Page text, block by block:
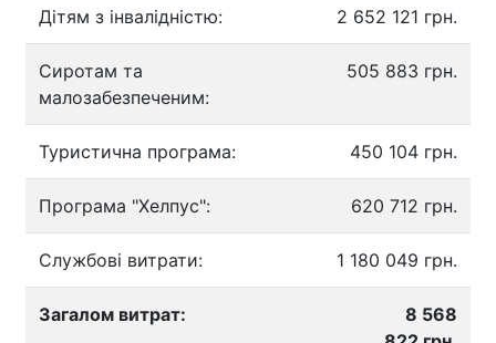
Дітям з інвалідністю: 2 652 121 грн.
Сиротам та
малозабезпеченим:
505 883 грн.
Туристична програма: 450 104 грн.
Програма "Хелпус": 620 712 грн.
Службові витрати: 1 180 049 грн.
Загалом витрат:
8 568